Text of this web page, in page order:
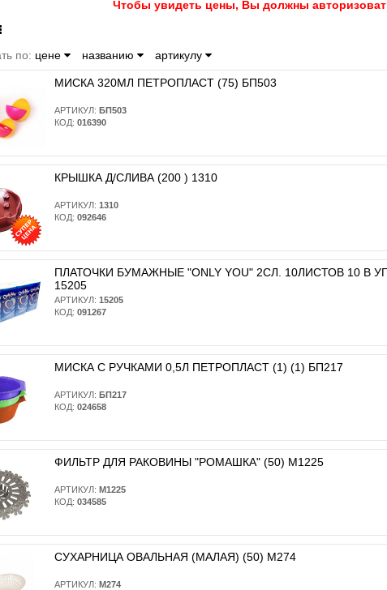
Чтобы увидеть цены, Вы должны
по: цене названию артикулу
МИСКА 320МЛ ПЕТРОПЛАСТ (75) БП503
АРТИКУЛ: БП503
КОД: 016390
КРЫШКА Д/СЛИВА (200 ) 1310
АРТИКУЛ: 1310
КОД: 092646
ПЛАТОЧКИ БУМАЖНЫЕ "ONLY YOU" 2СЛ. 10ЛИСТОВ 10 В
15205
АРТИКУЛ: 15205
КОД: 091267
МИСКА С РУЧКАМИ 0,5Л ПЕТРОПЛАСТ (1) (1) БП217
АРТИКУЛ: БП217
КОД: 024658
ФИЛЬТР ДЛЯ РАКОВИНЫ "РОМАШКА" (50) М1225
АРТИКУЛ: М1225
КОД: 034585
СУХАРНИЦА ОВАЛЬНАЯ (МАЛАЯ) (50) М274
АРТИКУЛ: М274